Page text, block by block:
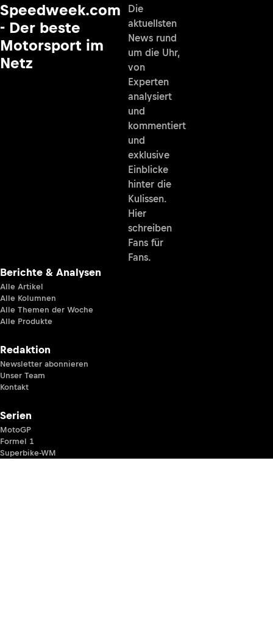
Speedweek.com
- Der beste
Motorsport im
Netz
Die
aktuellsten
News rund
um die Uhr,
von
Experten
analysiert
und
kommentiert
und
exklusive
Einblicke
hinter die
Kulissen.
Hier
schreiben
Fans für
Fans.
Berichte & Analysen
Alle Artikel
Alle Kolumnen
Alle Themen der Woche
Alle Produkte
Redaktion
Newsletter abonnieren
Unser Team
Kontakt
Serien
MotoGP
Formel 1
Superbike-WM